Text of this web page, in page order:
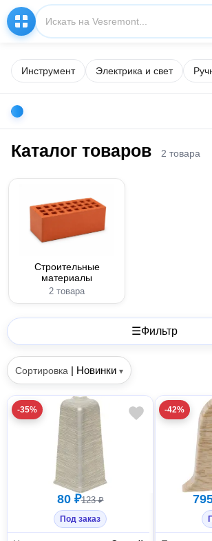
Инструмент Электрика и свет
Каталог товаров 2 товара
Строительные
материалы
2 товара
☰Фильтр
Сортировка | Новинки ▾
-35%
80 ₽123 ₽
Под заказ
-42%